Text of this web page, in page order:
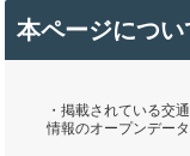
本ページについ
・掲載されている交
情報のオープンデー